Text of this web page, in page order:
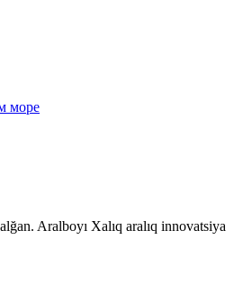
море
Aralboyı Xalıq aralıq innovatsiya